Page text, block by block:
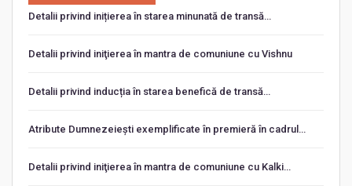
Detalii privind inițierea în starea minunată de transă…
Detalii privind iniţierea în mantra de comuniune cu Vishnu
Detalii privind inducția în starea benefică de transă…
Atribute Dumnezeiești exemplificate în premieră în cadrul…
Detalii privind iniţierea în mantra de comuniune cu Kalki…